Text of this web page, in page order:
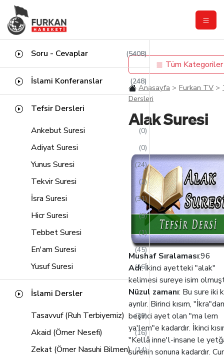
Soru - Cevaplar (5408)
İslami Konferanslar (248)
Tefsir Dersleri
Ankebut Suresi
(0)
Adiyat Suresi (0)
Yunus Suresi (24)
Tekvir Suresi (2)
İsra Suresi (31)
Hicr Suresi (9)
Tebbet Suresi (1)
En'am Suresi (45)
Yusuf Suresi (16)
Kasas Suresi (14)
(21)
Saffat Suresi (13)
Lokman Suresi (11)
Sebe Suresi (12)
İslami Dersler
Tasavvuf (Ruh Terbiyemiz)
(20)
Akaid (Ömer Nesefi) (16)
Zekat (Ömer Nasuhi Bilmen) (14)
Tüm Kategoriler
Anasayfa Furkan TV
Dersleri
Alak Suresi
Mushaf Sıralaması:96
Adı: İkinci ayetteki "alak"
kelimesi sureye isim
Nüzul zamanı: Bu sure iki
ayrılır. Birinci kısım, "İkra"dan
beşinci ayet olan "ma lem
ya'lem"e kadardır. İkinci
"Kellâ inne'l-insane le
surenin sonuna kadardır.